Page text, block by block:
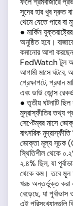
সুদের হার খুব দ্রুত
থেমে যেতে পারে বা
● মার্কিন
অনুষ্ঠিত হবে।
কমানোর আশা
FedWatch টুল
আগামী মাসে ঘটবে,
প্রেক্ষাপটে, প্রধান
এবং ডাউ জোন্স
● তৃতীয় ঘটনাটি ছিল
মুদ্রাস্ফীতির তথ্য
সেপ্টেম্বর মাসে
বাৎসরিক
ভোক্তা মূল্য সূচক
স্থিতিশীল থেকে
২.৪% ছিল, যা
থেকে কম। তবে মূল
খরচ অন্তর্ভুক্ত করা
বেড়েছে, যা
এই পরিসংখ্যানগুলি